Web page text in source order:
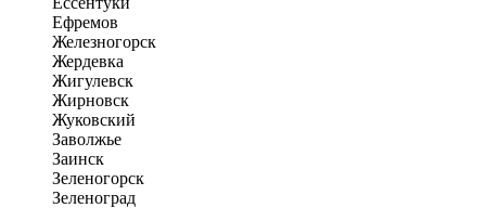
Ефремов
Железногорск
Жердевка
Жигулевск
Жирновск
Жуковский
Заволжье
Заинск
Зеленогорск
Зеленоград